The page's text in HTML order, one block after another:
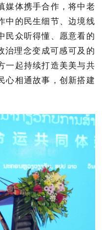
媒体携手合作，将中老
中的民生细节、边境线
民众听得懂、愿意看的
治理念变成可感可及的
一起持续打造美美与共
心相通故事，创新搭建